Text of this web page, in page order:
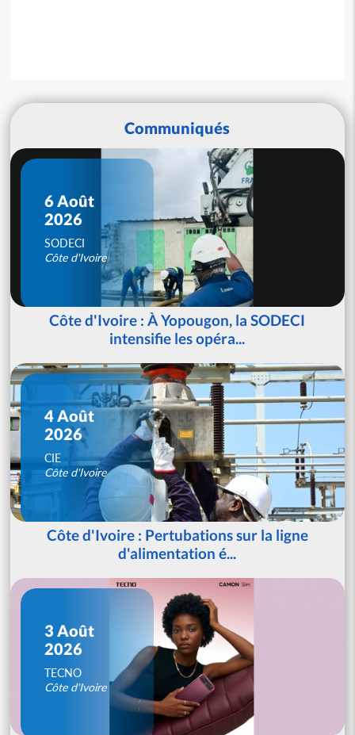
Communiqués
6 Août
2026
SODECI
Côte d'Ivoire
Côte d'Ivoire : À Yopougon, la SODECI
intensifie les opéra...
4 Août
2026
CIE
Côte d'Ivoire
Côte d'Ivoire : Pertubations sur la ligne
d'alimentation é...
3 Août
2026
TECNO
Côte d'Ivoire